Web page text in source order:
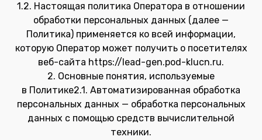
1.2. Настоящая политика Оператора в отношении
обработки персональных данных (далее —
Политика) применяется ко всей информации,
которую Оператор может получить о посетителях
веб-сайта https://lead-gen.pod-klucn.ru.
2. Основные понятия, используемые
в Политике2.1. Автоматизированная обработка
персональных данных — обработка персональных
данных с помощью средств вычислительной
техники.